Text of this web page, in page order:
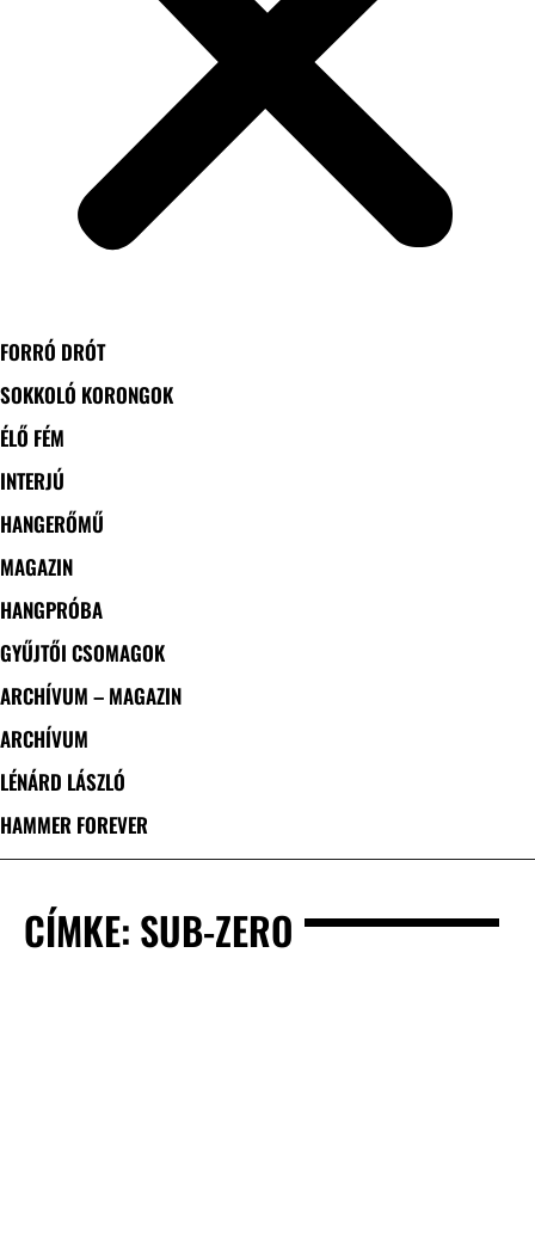
FORRÓ DRÓT
SOKKOLÓ KORONGOK
ÉLŐ FÉM
INTERJÚ
HANGERŐMŰ
MAGAZIN
HANGPRÓBA
GYŰJTŐI CSOMAGOK
ARCHÍVUM – MAGAZIN
ARCHÍVUM
LÉNÁRD LÁSZLÓ
HAMMER FOREVER
CÍMKE: SUB-ZERO